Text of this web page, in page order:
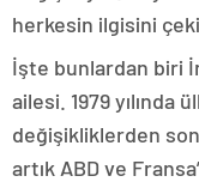
herkesin ilgisini
İşte bunlardan biri
ailesi. 1979 yılında
değişikliklerden
artık ABD ve